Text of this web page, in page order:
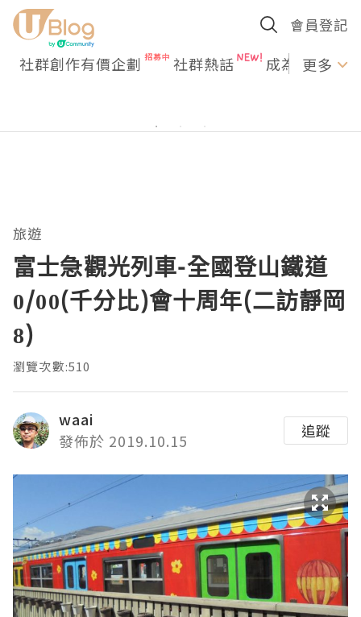
會員登記
社群創作有價企劃 社群熱話 成為U更多
旅遊
富士急觀光列車-全國登山鐵道
0/00(千分比)會十周年(二訪靜岡
8)
瀏覽次數:510
waai
發佈於 2019.10.15
追蹤